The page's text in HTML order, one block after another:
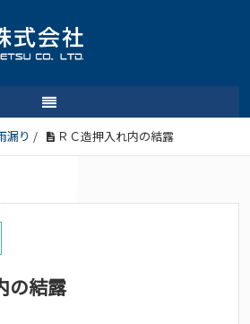
漏り / ＲＣ造押入れ内の結露
の結露